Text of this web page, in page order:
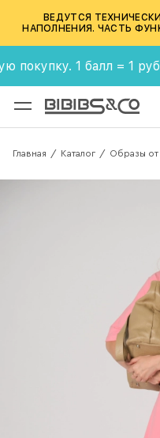
ВЕДУТСЯ
НАПОЛНЕНИЯ. ЧАСТЬ
1 балл = 1 рубль и
Главная / Каталог / Образы от